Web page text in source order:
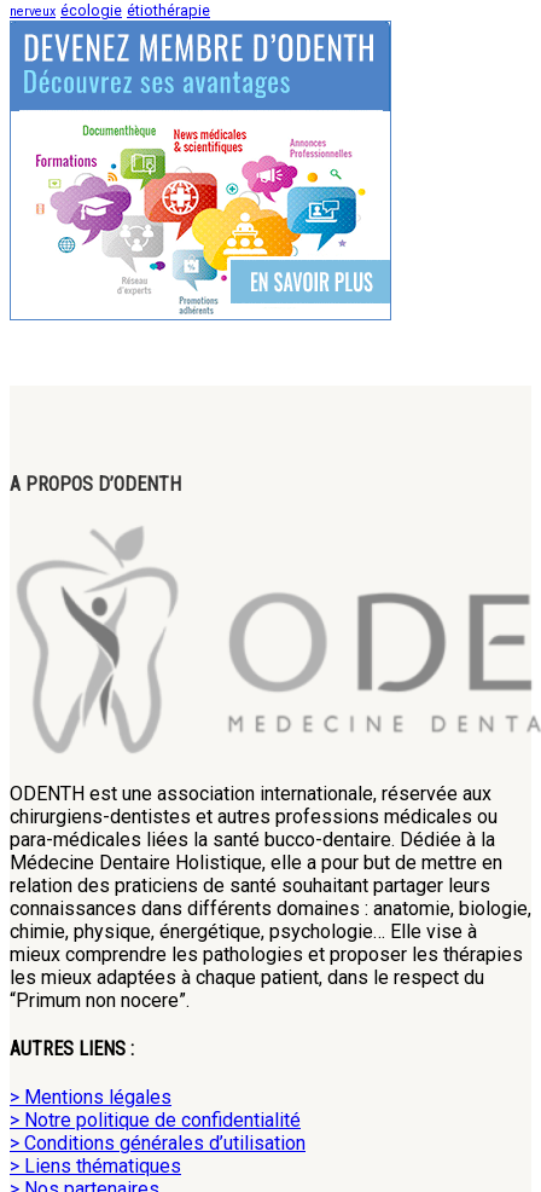
nerveux écologie étiothérapie
A PROPOS D’ODENTH
ODENTH est une association internationale, réservée aux
chirurgiens-dentistes et autres professions médicales ou
para-médicales liées la santé bucco-dentaire. Dédiée à la
Médecine Dentaire Holistique, elle a pour but de mettre en
relation des praticiens de santé souhaitant partager leurs
connaissances dans différents domaines : anatomie, biologie,
chimie, physique, énergétique, psychologie… Elle vise à
mieux comprendre les pathologies et proposer les thérapies
les mieux adaptées à chaque patient, dans le respect du
“Primum non nocere”.
AUTRES LIENS :
> Mentions légales
> Notre politique de confidentialité
> Conditions générales d’utilisation
> Liens thématiques